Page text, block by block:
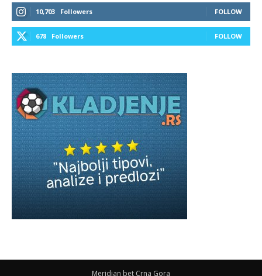
10,703 Followers FOLLOW
678 Followers FOLLOW
Meridian bet Crna Gora